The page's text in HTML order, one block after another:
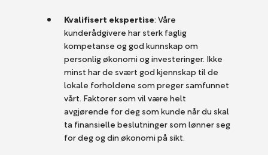
Kvalifisert ekspertise: Våre
kunderådgivere har sterk faglig
kompetanse og god kunnskap om
personlig økonomi og investeringer. Ikke
minst har de svært god kjennskap til de
lokale forholdene som preger samfunnet
vårt. Faktorer som vil være helt
avgjørende for deg som kunde når du skal
ta finansielle beslutninger som lønner seg
for deg og din økonomi på sikt.